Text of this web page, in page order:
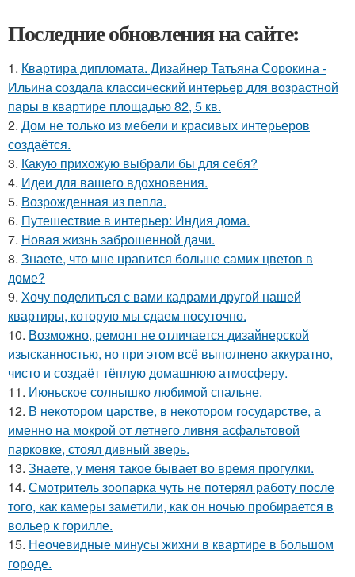
Последние обновления на сайте:
1. Квартира дипломата. Дизайнер Татьяна Сорокина -
Ильина создала классический интерьер для возрастной
пары в квартире площадью 82, 5 кв.
2. Дом не только из мебели и красивых интерьеров
создаётся.
3. Какую прихожую выбрали бы для себя?
4. Идеи для вашего вдохновения.
5. Возрожденная из пепла.
6. Путешествие в интерьер: Индия дома.
7. Новая жизнь заброшенной дачи.
8. Знаете, что мне нравится больше самих цветов в
доме?
9. Хочу поделиться с вами кадрами другой нашей
квартиры, которую мы сдаем посуточно.
10. Возможно, ремонт не отличается дизайнерской
изысканностью, но при этом всё выполнено аккуратно,
чисто и создаёт тёплую домашнюю атмосферу.
11. Июньское солнышко любимой спальне.
12. В некотором царстве, в некотором государстве, а
именно на мокрой от летнего ливня асфальтовой
парковке, стоял дивный зверь.
13. Знаете, у меня такое бывает во время прогулки.
14. Смотритель зоопарка чуть не потерял работу после
того, как камеры заметили, как он ночью пробирается в
вольер к горилле.
15. Неочевидные минусы жихни в квартире в большом
городе.